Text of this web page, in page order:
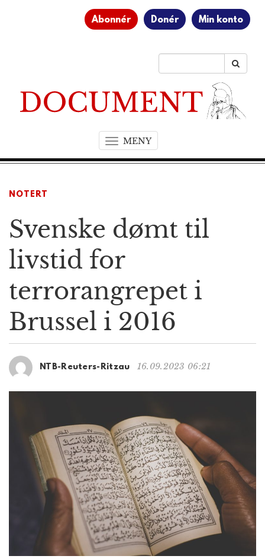
Abonnér Donér Min konto
MENYT
o
a
a
i
o
NOTERT
Svenske dømt til
livstid for
terrorangrepet i
Brussel i 2016
NTB-Reuters-Ritzau 16.09.2023 06:21